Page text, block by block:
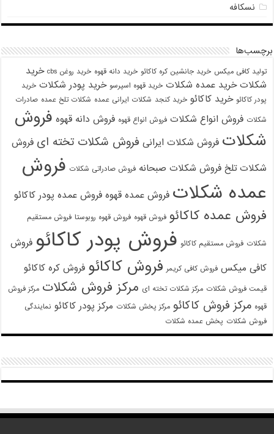
نسکافه
برچسب‌ها
تولید کافی میکس خرید جانشین کره کاکائو خرید دانه قهوه خرید روغن cbs
خرید
شکلات خرید عمده شکلات خرید قهوه اسپرسو خرید پودر شکلات خرید
پودر کاکائو خرید کاکائو خرید کنجد شکلات ایرانی عمده شکلات تلخ عمده صادرات
شکلات فروش انواع شکلات فروش انواع قهوه فروش دانه قهوه فروش
شکلات فروش شکلات ایرانی فروش شکلات تخته ای فروش
شکلات تلخ فروش شکلات صبحانه فروش صادراتی شکلات فروش
عمده شکلات فروش عمده قهوه فروش عمده پودر کاکائو
فروش عمده کاکائو فروش قهوه فروش قهوه روبوستا فروش مستقیم
شکلات فروش مستقیم کاکائو فروش پودر کاکائو فروش
کافی میکس فروش کافی کریمر فروش کاکائو فروش کره کاکائو
قیمت فروش شکلات مرکز شکلات تخته ای مرکز فروش شکلات مرکز فروش
قهوه مرکز فروش کاکائو مرکز پخش شکلات مرکز پودر کاکائو نمایندگی
فروش شکلات پخش عمده شکلات